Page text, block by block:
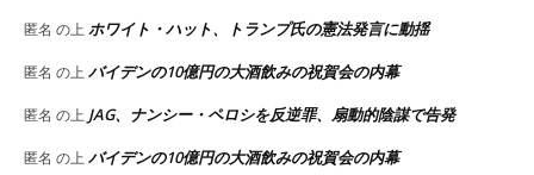
匿名 の上 ホワイト・ハット、トランプ氏の憲法発言に動揺
匿名 の上 バイデンの10億円の大酒飲みの祝賀会の内幕
匿名 の上 JAG、ナンシー・ペロシを反逆罪、扇動的陰謀で告発
匿名 の上 バイデンの10億円の大酒飲みの祝賀会の内幕